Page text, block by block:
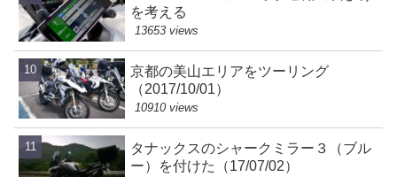
を考える
13653 views
京都の美山エリアをツーリング
（2017/10/01）
10910 views
タナックスのシャークミラー３（ブル
ー）を付けた（17/07/02）